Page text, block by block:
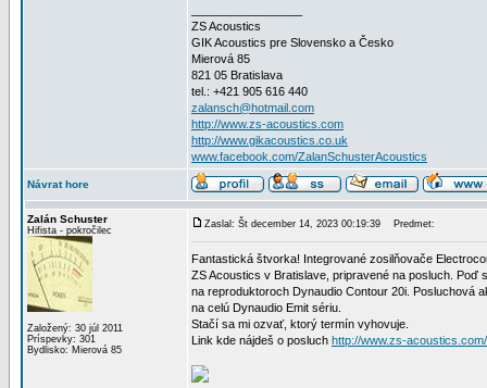
ZS Acoustics
GIK Acoustics pre Slovensko a Česko
Mierová 85
821 05 Bratislava
tel.: +421 905 616 440
zalansch@hotmail.com
http://www.zs-acoustics.com
http://www.gikacoustics.co.uk
www.facebook.com/ZalanSchusterAcoustics
Návrat hore
Zalán Schuster
Hifista - pokročilec
Založený: 30 júl 2011
Príspevky: 301
Bydlisko: Mierová 85
Zaslal: Št december 14, 2023 00:19:39 Predmet:
Fantastická štvorka! Integrované zosilňovače
ZS Acoustics v Bratislave, pripravené na posluch.
na reproduktoroch Dynaudio Contour 20i. Posluchová
na celú Dynaudio Emit sériu.
Stačí sa mi ozvať, ktorý termín vyhovuje.
Link kde nájdeš o posluch http://www.zs-